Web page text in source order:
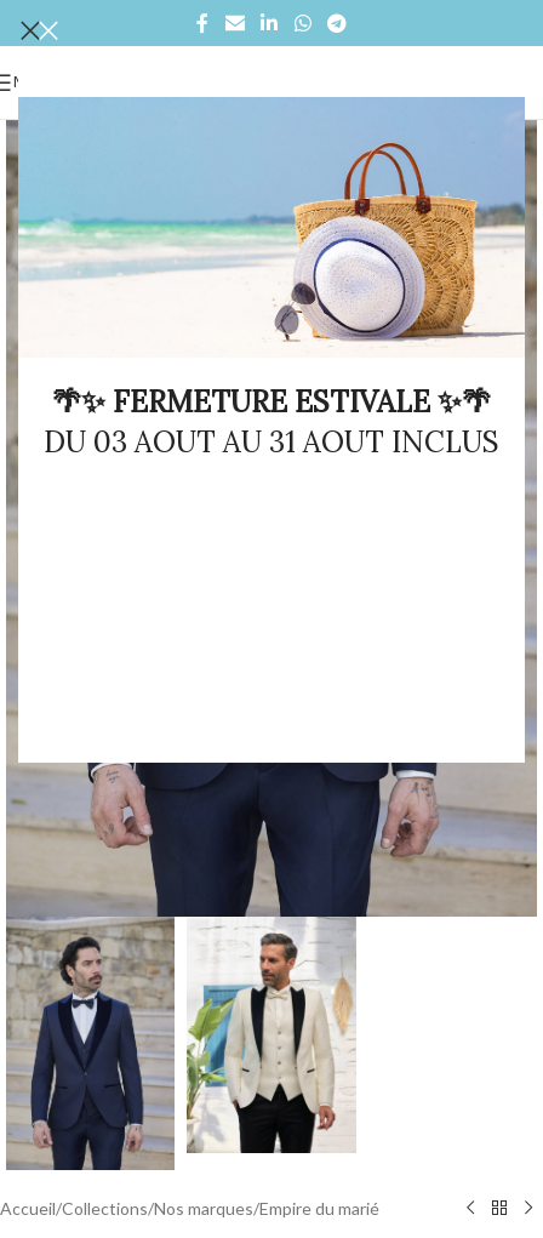
🌴✨ FERMETURE ESTIVALE ✨🌴
DU 03 AOUT AU 31 AOUT INCLUS
MENU
Accueil/Collections/Nos marques/Empire du marié